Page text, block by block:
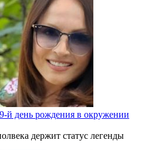
й день рождения в окружении
держит статус легенды